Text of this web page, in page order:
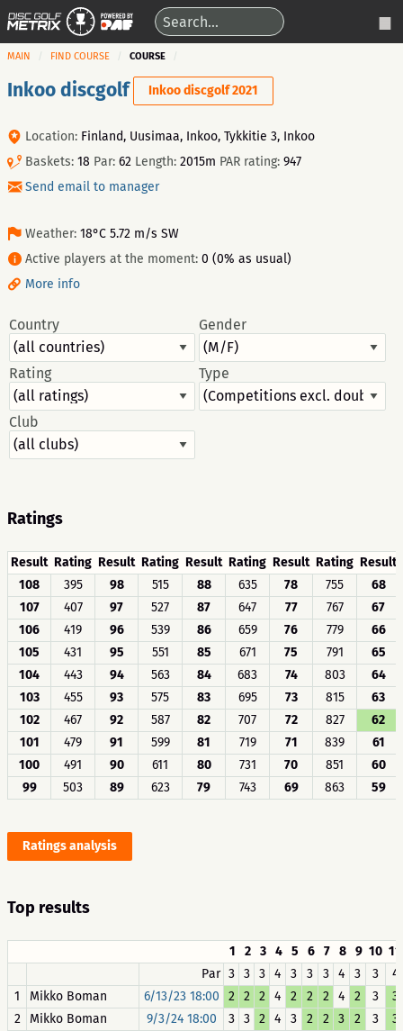
MAIN FIND COURSE COURSE
Inkoo discgolf Inkoo discgolf 2021
Location: Finland, Uusimaa, Inkoo, Tykkitie 3, Inkoo
Baskets: 18 Par: 62 Length: 2015m PAR rating: 947
Send email to manager
Weather: 18°C 5.72 m/s SW
Active players at the moment: 0 (0% as usual)
More info
Country Gender
Rating Type
Club
Ratings
Result Rating Result Rating Result Rating Result Rating Result
108
395 98 515 88 635 78 755
68
107
407 97 527 87 647 77 767
67
106
419 96 539 86 659 76 779
66
105
431 95 551 85 671 75 791
65
104
443 94 563 84 683 74 803
64
103
455 93 575 83 695 73 815
63
102
467 92 587 82 707 72 827
62
101
479 91 599 81 719 71 839
61
100
491 90 611 80 731 70 851
60
99
503 89 623 79 743 69 863 59
Ratings analysis
Top results
1 2 3 4 5 6 7 8 9 10 11
Par 3 3 3 4 3 3 3 4 3 3
4
1
Mikko Boman 6/13/23 18:00 2 2 2 4 2 2 2 4 2 3
3
2
Mikko Boman 9/3/24 18:00 3 3 2 4 3 2 2 3 2 3
3